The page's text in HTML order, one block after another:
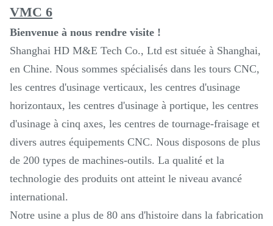
Bienvenue à nous rendre visite !
Shanghai HD M&E Tech Co., Ltd est située à Shanghai,
en Chine. Nous sommes spécialisés dans les tours CNC,
les centres d'usinage verticaux, les centres d'usinage
horizontaux, les centres d'usinage à portique, les centres
d'usinage à cinq axes, les centres de tournage-fraisage et
divers autres équipements CNC. Nous disposons de plus
de 200 types de machines-outils. La qualité et la
technologie des produits ont atteint le niveau avancé
international.
Notre usine a plus de 80 ans d'histoire dans la fabrication